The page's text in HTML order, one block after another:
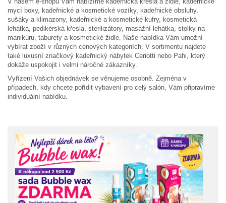
mycí boxy, kadeřnické a kosmetické vozíky, kadeřnické obsluhy,
sušáky a klimazony, kadeřnické a kosmetické kufry, kosmetická
lehátka, pedikérská křesla, sterilizátory, masážní lehátka, stolky na
manikúru, taburety a kosmetické židle. Naše nabídka Vám umožní
vybírat zboží v různých cenových kategoriích. V sortimentu najdete
také luxusní značkový kadeřnický nábytek Ceriotti nebo Pahi, který
dokáže uspokojit i velmi náročné zákazníky.
Vyřízení Vašich objednávek se věnujeme osobně. Zejména v
případech, kdy chcete pořídit vybavení pro celý salón, Vám připravíme
individuální nabídku.